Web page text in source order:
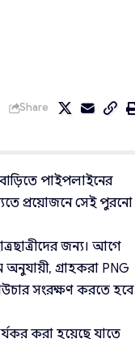
Share
বাড়িতে পাইপলাইনের
প্রয়োজনে সেই পুরনো
জন্য। আগে
গ্রাহকরা PNG
সংরক্ষণ করতে হবে
করা হয়েছে যাতে